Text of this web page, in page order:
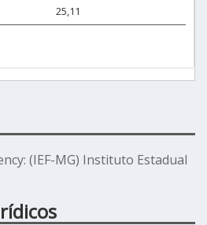
25,11
(IEF-MG) Instituto Estadual